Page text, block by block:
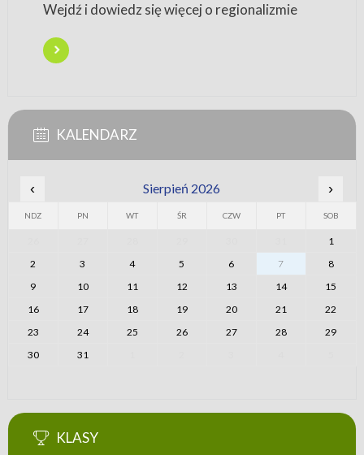
Wejdź i dowiedz się więcej o regionalizmie
KALENDARZ
‹ Sierpień 2026 ›
NDZ PN WT ŚR CZW PT SOB
1
2
3 4 5 6 7
8
9
10 11 12 13 14
15
16
17 18 19 20 21
22
23
24 25 26 27 28
29
30
31
KLASY